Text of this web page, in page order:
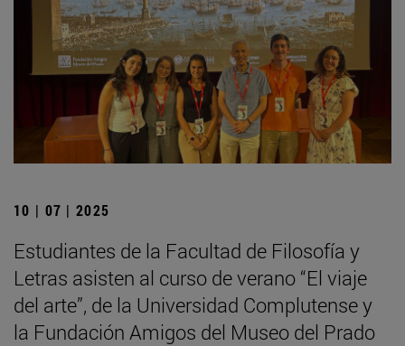
10 | 07 | 2025
Estudiantes de la Facultad de Filosofía y
Letras asisten al curso de verano “El viaje
del arte”, de la Universidad Complutense y
la Fundación Amigos del Museo del Prado